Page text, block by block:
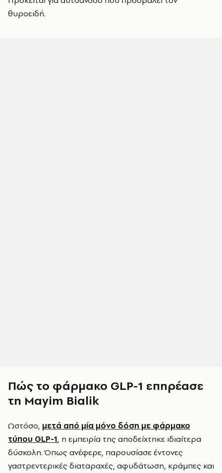
θυροειδή.
Πώς το φάρμακο GLP-1 επηρέασε
τη Mayim Bialik
Ωστόσο, μετά από μία μόνο δόση με φάρμακο
τύπου GLP-1, η εμπειρία της αποδείχτηκε ιδιαίτερα
δύσκολη. Όπως ανέφερε, παρουσίασε έντονες
γαστρεντερικές διαταραχές, αφυδάτωση, κράμπες και